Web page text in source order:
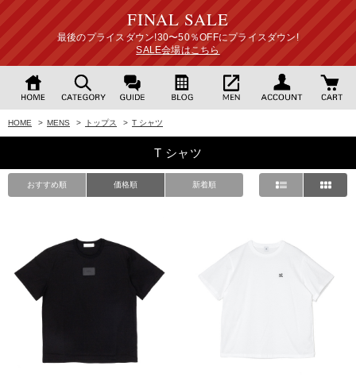
FINAL SALE
最後のプライスダウン!30〜50％OFFにプライスダウン!
SALE会場はこちら
HOME > MENS > トップス > T シャツ
T シャツ
おすすめ順 価格順 新着順